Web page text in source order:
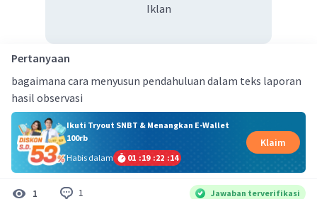
Iklan
Pertanyaan
bagaimana cara menyusun pendahuluan dalam teks laporan
hasil observasi
Ikuti Tryout SNBT & Menangkan E-Wallet
100rb
Habis dalam
01 :19 :22 :13
Klaim
1 1 Jawaban terverifikasi